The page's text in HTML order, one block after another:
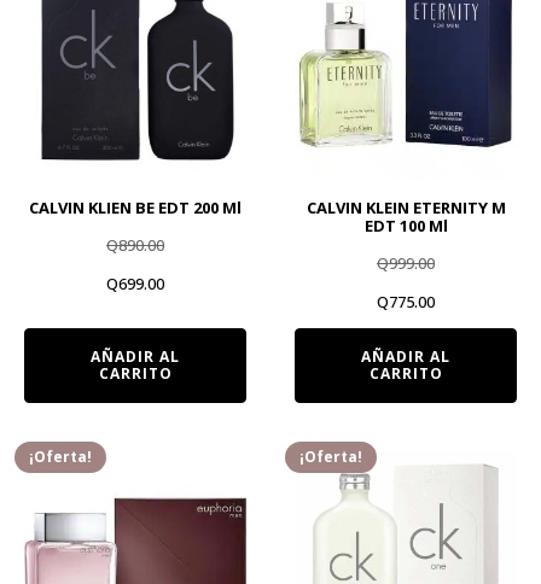
CALVIN KLIEN BE EDT 200 Ml
Q890.00
El
original
Q699.00El
actual
AÑADIR AL
CARRITO
CALVIN KLEIN ETERNITY M
EDT 100 Ml
Q999.00
El
original
Q999.00.
Q775.00El
actual
AÑADIR AL
CARRITO
¡Oferta! ¡Oferta!